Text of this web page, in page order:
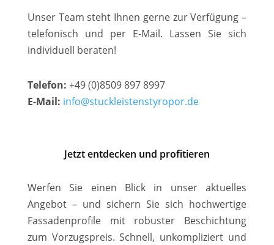
Unser Team steht Ihnen gerne zur Verfügung –
telefonisch und per E-Mail. Lassen Sie sich
individuell beraten!
Telefon: +49 (0)8509 897 8997
E-Mail: info@stuckleistenstyropor.de
Jetzt entdecken und profitieren
Werfen Sie einen Blick in unser aktuelles
Angebot – und sichern Sie sich hochwertige
Fassadenprofile mit robuster Beschichtung
zum Vorzugspreis. Schnell, unkompliziert und